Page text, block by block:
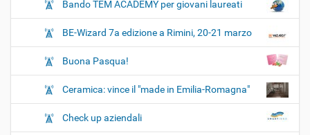
Bando TEM ACADEMY per giovani laureati
BE-Wizard 7a edizione a Rimini, 20-21 marzo
Buona Pasqua!
Ceramica: vince il "made in Emilia-Romagna"
Check up aziendali